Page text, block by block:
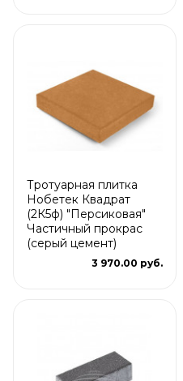
Тротуарная плитка
Нобетек Квадрат
(2К5ф) "Персиковая"
Частичный прокрас
(серый цемент)
3 970.00 руб.